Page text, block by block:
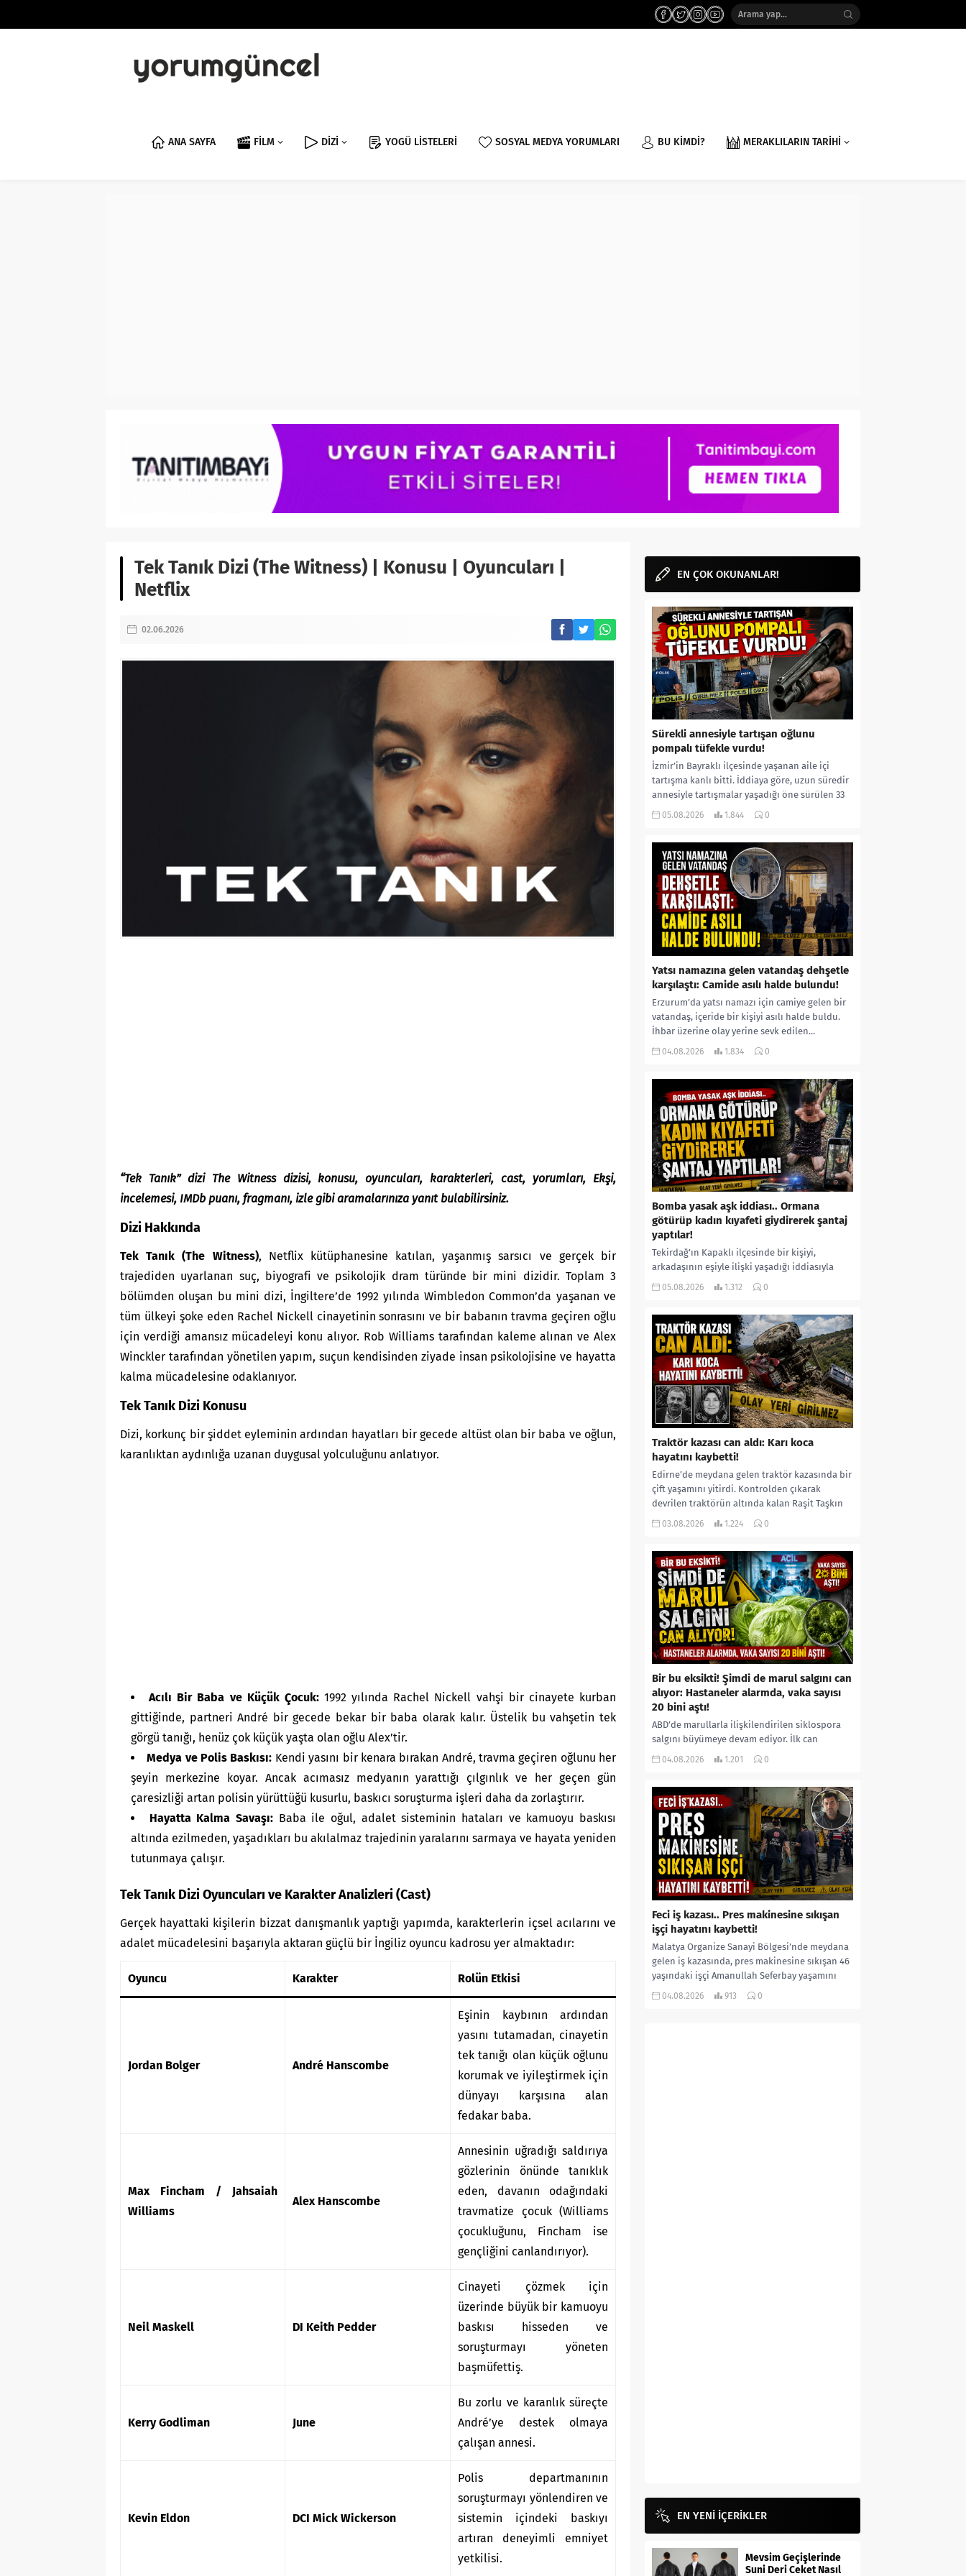
ANA SAYFA FİLM DİZİ YOGÜ LİSTELERİ SOSYAL MEDYA YORUMLARI BU KİMDİ? MERAKLILARIN TARİHİ
Tek Tanık Dizi (The Witness) | Konusu | Oyuncuları |
Netflix
02.06.2026
“Tek Tanık” dizi The Witness dizisi, konusu, oyuncuları, karakterleri, cast, yorumları, Ekşi,
incelemesi, IMDb puanı, fragmanı, izle gibi aramalarınıza yanıt bulabilirsiniz.
Dizi Hakkında
Tek Tanık (The Witness), Netflix kütüphanesine katılan, yaşanmış sarsıcı ve gerçek bir
trajediden uyarlanan suç, biyografi ve psikolojik dram türünde bir mini dizidir. Toplam 3
bölümden oluşan bu mini dizi, İngiltere’de 1992 yılında Wimbledon Common’da yaşanan ve
tüm ülkeyi şoke eden Rachel Nickell cinayetinin sonrasını ve bir babanın travma geçiren oğlu
için verdiği amansız mücadeleyi konu alıyor. Rob Williams tarafından kaleme alınan ve Alex
Winckler tarafından yönetilen yapım, suçun kendisinden ziyade insan psikolojisine ve hayatta
kalma mücadelesine odaklanıyor.
Tek Tanık Dizi Konusu
Dizi, korkunç bir şiddet eyleminin ardından hayatları bir gecede altüst olan bir baba ve oğlun,
karanlıktan aydınlığa uzanan duygusal yolculuğunu anlatıyor.
Acılı Bir Baba ve Küçük Çocuk:1992 yılında Rachel Nickell vahşi bir cinayete kurban
gittiğinde, partneri André bir gecede bekar bir baba olarak kalır. Üstelik bu vahşetin tek
görgü tanığı, henüz çok küçük yaşta olan oğlu Alex’tir.
Medya ve Polis Baskısı: Kendi yasını bir kenara bırakan André, travma geçiren oğlunu her
şeyin merkezine koyar. Ancak acımasız medyanın yarattığı çılgınlık ve her geçen gün
çaresizliği artan polisin yürüttüğü kusurlu, baskıcı soruşturma işleri daha da zorlaştırır.
Hayatta Kalma Savaşı: Baba ile oğul, adalet sisteminin hataları ve kamuoyu baskısı
altında ezilmeden, yaşadıkları bu akılalmaz trajedinin yaralarını sarmaya ve hayata yeniden
tutunmaya çalışır.
Tek Tanık Dizi Oyuncuları ve Karakter Analizleri (Cast)
Gerçek hayattaki kişilerin bizzat danışmanlık yaptığı yapımda, karakterlerin içsel acılarını ve
adalet mücadelesini başarıyla aktaran güçlü bir İngiliz oyuncu kadrosu yer almaktadır:
Oyuncu Karakter Rolün Etkisi
Jordan Bolger André Hanscombe
Eşinin kaybının ardından
yasını tutamadan, cinayetin
tek tanığı olan küçük oğlunu
korumak ve iyileştirmek için
dünyayı karşısına alan
fedakar baba.
Max Fincham / Jahsaiah
Williams
Alex Hanscombe
Annesinin uğradığı saldırıya
gözlerinin önünde tanıklık
eden, davanın odağındaki
travmatize çocuk (Williams
çocukluğunu, Fincham ise
gençliğini canlandırıyor).
Neil Maskell DI Keith Pedder
Cinayeti çözmek için
üzerinde büyük bir kamuoyu
baskısı hisseden ve
soruşturmayı yöneten
başmüfettiş.
Kerry Godliman June
Bu zorlu ve karanlık süreçte
André’ye destek olmaya
çalışan annesi.
Kevin Eldon DCI Mick Wickerson
Polis departmanının
soruşturmayı yönlendiren ve
sistemin içindeki baskıyı
artıran deneyimli emniyet
yetkilisi.
EN ÇOK OKUNANLAR!
Sürekli annesiyle tartışan oğlunu
pompalı tüfekle vurdu!
İzmir’in Bayraklı ilçesinde yaşanan aile içi
tartışma kanlı bitti. İddiaya göre, uzun süredir
annesiyle tartışmalar yaşadığı öne sürülen 33
yaşındaki...
05.08.2026 1.844 0
Yatsı namazına gelen vatandaş dehşetle
karşılaştı: Camide asılı halde bulundu!
Erzurum’da yatsı namazı için camiye gelen bir
vatandaş, içeride bir kişiyi asılı halde buldu.
İhbar üzerine olay yerine sevk edilen...
04.08.2026 1.834 0
Bomba yasak aşk iddiası.. Ormana
götürüp kadın kıyafeti giydirerek şantaj
yaptılar!
Tekirdağ’ın Kapaklı ilçesinde bir kişiyi,
arkadaşının eşiyle ilişki yaşadığı iddiasıyla
ormanlık alana götürerek zorla kadın
05.08.2026 1.312 0
Traktör kazası can aldı: Karı koca
hayatını kaybetti!
Edirne’de meydana gelen traktör kazasında bir
çift yaşamını yitirdi. Kontrolden çıkarak
devrilen traktörün altında kalan Raşit Taşkın
ile eşi Fatma...
03.08.2026 1.224 0
Bir bu eksikti! Şimdi de marul salgını can
alıyor: Hastaneler alarmda, vaka sayısı
20 bini aştı!
ABD’de marullarla ilişkilendirilen siklospora
salgını büyümeye devam ediyor. İlk can
kayıplarının yaşandığı salgında vaka sayısının
04.08.2026 1.201 0
Feci iş kazası.. Pres makinesine sıkışan
işçi hayatını kaybetti!
Malatya Organize Sanayi Bölgesi’nde meydana
gelen iş kazasında, pres makinesine sıkışan 46
yaşındaki işçi Amanullah Seferbay yaşamını
yitirdi. Olayla ilgili...
04.08.2026 913 0
EN YENİ İÇERİKLER
Mevsim Geçişlerinde
Suni Deri Ceket Nasıl